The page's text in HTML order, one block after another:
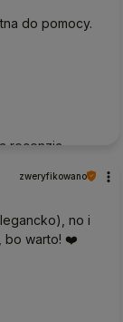
recenzja
sklepu.
do pomocy.
zweryfikowano
no i
bo warto! ❤️